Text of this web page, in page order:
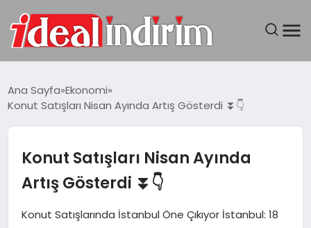
BILGISAYAR
DÜNYA
SEYAHAT
TEKNOLOJI
Ana Sayfa Ekonomi
Konut Satışları Nisan Ayında Artış Gösterdi ⏬👇
Konut Satışları Nisan Ayında
Artış Gösterdi ⏬👇
Konut Satışlarında İstanbul Öne Çıkıyor İstanbul: 18